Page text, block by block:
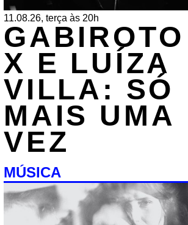
11.08.26, terça às 20h
GABIROTO
X E LUÍZA
VILLA: SÓ
MAIS UMA
VEZ
MÚSICA